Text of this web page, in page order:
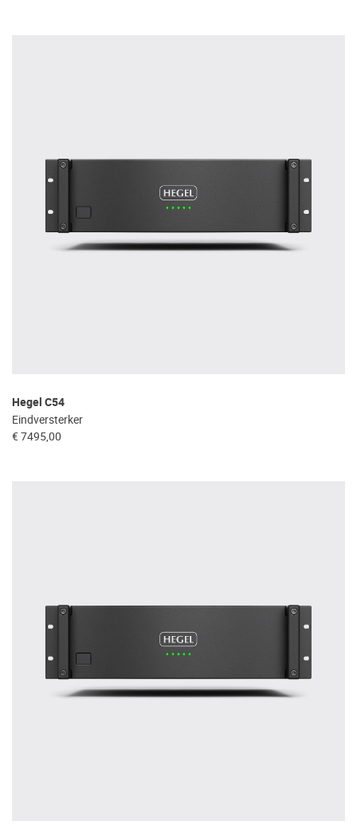
Hegel C54
Eindversterker
€ 7495,00